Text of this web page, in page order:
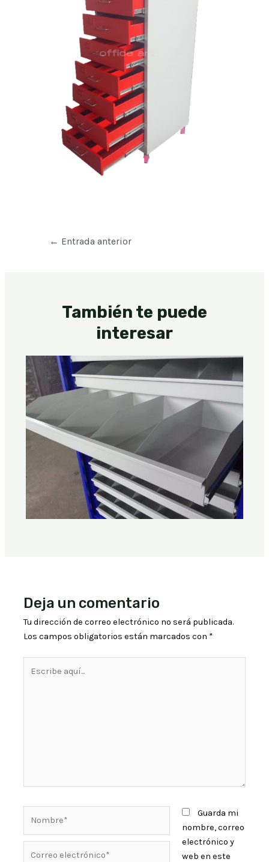
← Entrada anterior
También te puede
interesar
Deja un comentario
Tu dirección de correo electrónico no será publicada.
Los campos obligatorios están marcados con *
Guarda mi
nombre, correo
electrónico y
web en este